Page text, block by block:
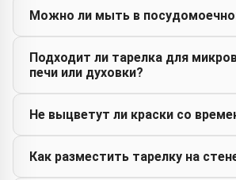
Можно ли мыть в
Подходит ли тарелка для
печи или духовки?
Не выцветут ли краски со
Как разместить тарелку на